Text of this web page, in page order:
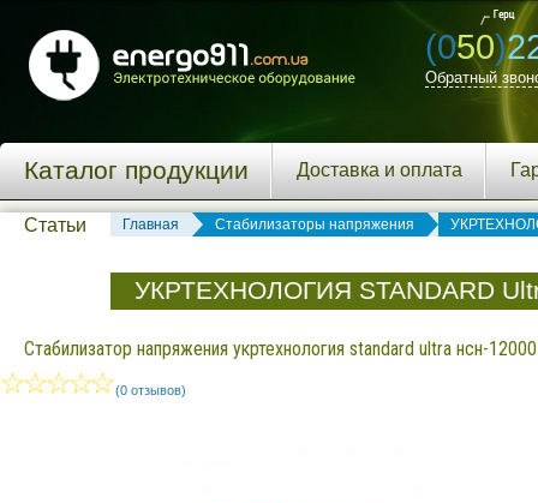
(050)
Обратный
Каталог продукции Доставка и оплата
Статьи Главная Стабилизаторы напряжения
УКРТЕХНОЛОГИЯ STANDARD
Стабилизатор напряжения укртехнология standard ultra нсн-
(0 отзывов)